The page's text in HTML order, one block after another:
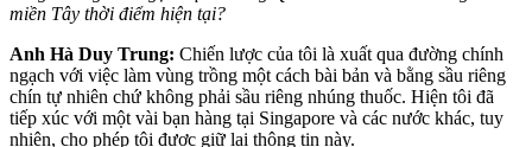
miền Tây thời điểm hiện tại?
Anh Hà Duy Trung: Chiến lược của tôi là xuất qua đường chính
ngạch với việc làm vùng trồng một cách bài bản và bằng sầu riêng
chín tự nhiên chứ không phải sầu riêng nhúng thuốc. Hiện tôi đã
tiếp xúc với một vài bạn hàng tại Singapore và các nước khác, tuy
nhiên, cho phép tôi được giữ lại thông tin này.